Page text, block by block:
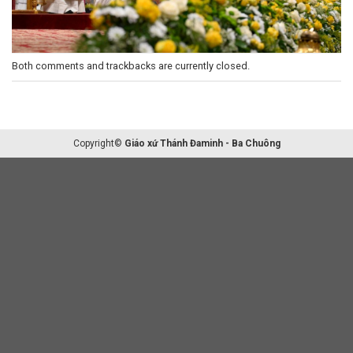
Both comments and trackbacks are currently closed.
Copyright© Giáo xứ Thánh Đaminh - Ba Chuông